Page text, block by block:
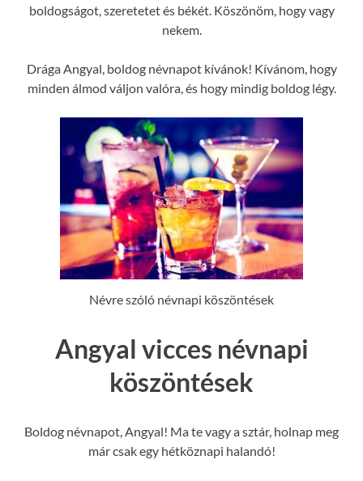
boldogságot, szeretetet és békét. Köszönöm, hogy vagy
nekem.
Drága Angyal, boldog névnapot kívánok! Kívánom, hogy
minden álmod váljon valóra, és hogy mindig boldog légy.
Névre szóló névnapi köszöntések
Angyal vicces névnapi
köszöntések
Boldog névnapot, Angyal! Ma te vagy a sztár, holnap meg
már csak egy hétköznapi halandó!